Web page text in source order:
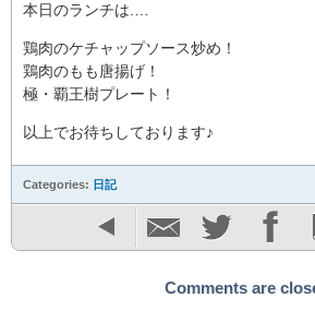
本日のランチは.…
鶏肉のケチャップソース炒め！
鶏肉のもも唐揚げ！
極・覇王樹プレート！
以上でお待ちしております♪
Categories: 日記
Comments are